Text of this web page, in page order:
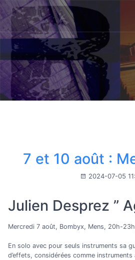
7 et 10 août :
2024-07-05
Julien Desprez ”
Mercredi 7 août, Bombyx, Mens, 20h-
En solo avec pour seuls instruments sa
d’effets, considérées comme